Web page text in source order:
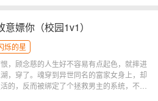
星以及网红男
娘们变成自己
专属肉便器，
在准备充足
后，首先捕获
意嫖你（校园1v1）
烁的星
，顾念慈的人生好不容易有点起色，就摔进
，穿了。魂穿到异世同名的富家女身上，却
的，反而被绑定了个拯救男主的系统，不完